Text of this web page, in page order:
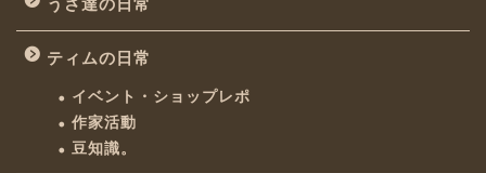
うさ達の日常
ティムの日常
イベント・ショップレポ
作家活動
豆知識。